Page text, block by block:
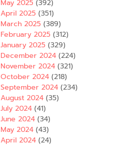
May 2025 (392)
April 2025 (351)
March 2025 (389)
February 2025 (312)
January 2025 (329)
December 2024 (224)
November 2024 (321)
October 2024 (218)
September 2024 (234)
August 2024 (35)
July 2024 (41)
June 2024 (34)
May 2024 (43)
April 2024 (24)